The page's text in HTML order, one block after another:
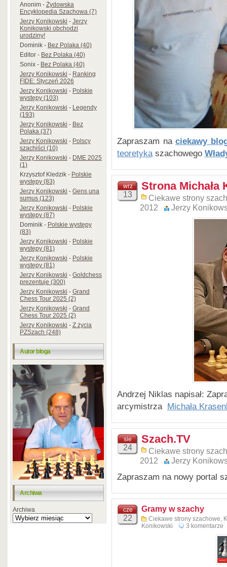
Anonim-Żydowska
Encyklopedia Szachowa (7)
Jerzy Konikowski-Jerzy
Konikowski obchodzi
urodziny!
Dominik-Bez Polaka (40)
Editor-Bez Polaka (40)
Sonix-Bez Polaka (40)
Jerzy Konikowski-Ranking
FIDE: Styczeń 2026
Jerzy Konikowski-Polskie
występy (103)
Jerzy Konikowski-Legendy
(193)
Jerzy Konikowski-Bez
Polaka (37)
Jerzy Konikowski-Polscy
szachiści (10)
Jerzy Konikowski-DME 2025
(1)
Krzysztof Kledzik-Polskie
występy (83)
Jerzy Konikowski-Gens una
sumus (123)
Jerzy Konikowski-Polskie
występy (87)
Dominik-Polskie występy
(83)
Jerzy Konikowski-Polskie
występy (81)
Jerzy Konikowski-Polskie
występy (81)
Jerzy Konikowski-Goldchess
prezentuje (300)
Jerzy Konikowski-Grand
Chess Tour 2025 (2)
Jerzy Konikowski-Grand
Chess Tour 2025 (2)
Jerzy Konikowski-Z życia
PZSzach (248)
Autor bloga
Archiwa
Archiwa
Zapraszam naciekawy
teoretyka szachowego
wrz
13
Strona Michała
Ciekawe strony
2012
Jerzy
Andrzej Niklas napisał:
arcymistrza Michała
sie
24
Szach.TV
Ciekawe strony
2012
Jerzy
Zapraszam na nowy portal
cze
22
Gramy w szachy
Ciekawe strony szachowe
Konikowski
3 komentarze